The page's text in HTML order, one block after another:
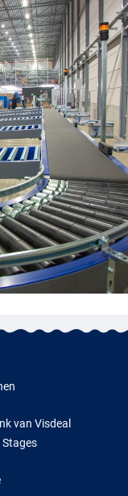
van Visdeal